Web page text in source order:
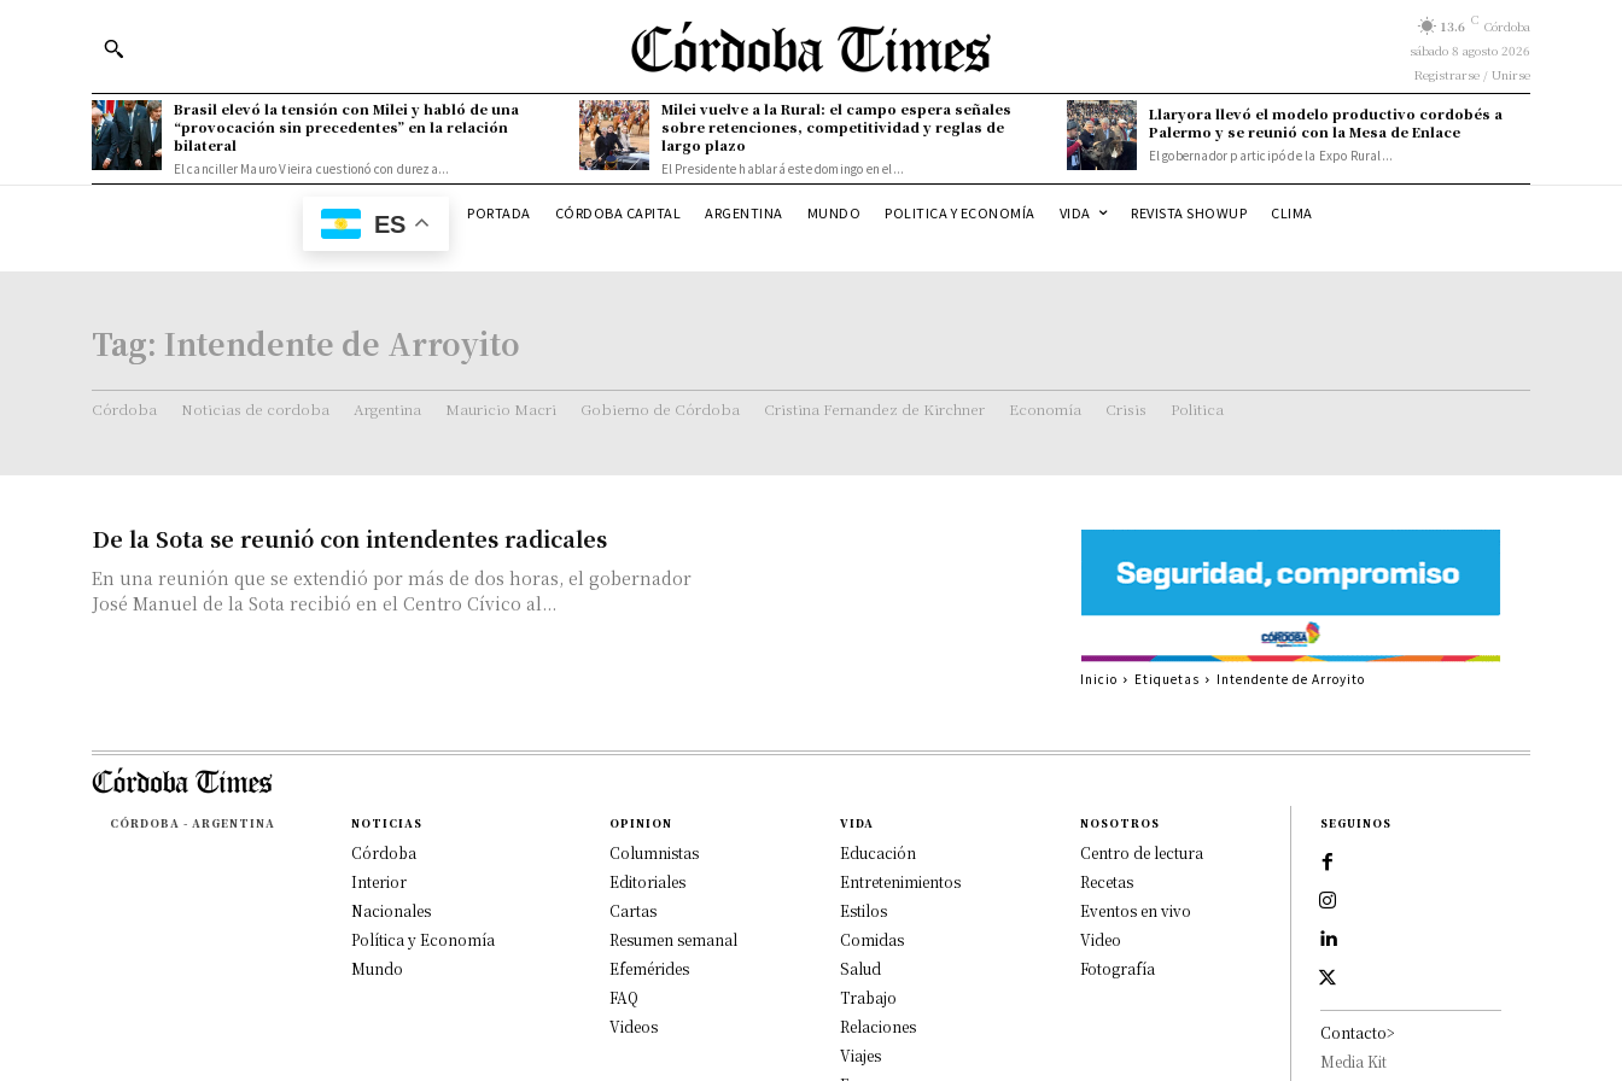
13.6 C Córdoba
sábado 8 agosto 2026
Registrarse / Unirse
Brasil elevó la tensión con Milei y habló de una
“provocación sin precedentes” en la relación
bilateral
El canciller Mauro Vieira cuestionó con dureza...
Milei vuelve a la Rural: el campo espera señales
sobre retenciones, competitividad y reglas de
largo plazo
El Presidente hablará este domingo en el...
Llaryora llevó el modelo productivo cordobés a
Palermo y se reunió con la Mesa de Enlace
El gobernador participó de la Expo Rural...
ES PORTADA CÓRDOBA CAPITAL ARGENTINA MUNDO POLITICA Y ECONOMÍA VIDA REVISTA SHOWUP CLIMA
Tag: Intendente de Arroyito
Córdoba Noticias de cordoba Argentina Mauricio Macri Gobierno de Córdoba Cristina Fernandez de Kirchner Economía Crisis Politica
De la Sota se reunió con intendentes radicales
En una reunión que se extendió por más de dos horas, el gobernador
José Manuel de la Sota recibió en el Centro Cívico al...
Inicio Etiquetas Intendente de Arroyito
CÓRDOBA - ARGENTINA NOTICIAS
Córdoba
Interior
Nacionales
Política y Economía
Mundo
OPINION
Columnistas
Editoriales
Cartas
Resumen semanal
Efemérides
FAQ
Videos
VIDA
Educación
Entretenimientos
Estilos
Comidas
Salud
Trabajo
Relaciones
Viajes
NOSOTROS
Centro de lectura
Recetas
Eventos en vivo
Video
Fotografía
SEGUINOS
Contacto>
Media Kit